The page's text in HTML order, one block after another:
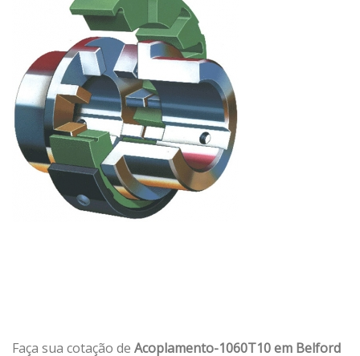
Faça sua cotação de Acoplamento-1060T10 em Belford